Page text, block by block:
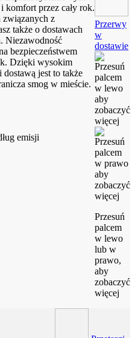
komfort przez cały rok.
związanych z
także o dostawach
Niezawodność
bezpieczeństwem
Dzięki wysokim
jest to także
smog w mieście.
emisji
Przerwy
w
dostawie
Przesuń
palcem
w lewo
lub w
prawo,
aby
zobaczyć
więcej